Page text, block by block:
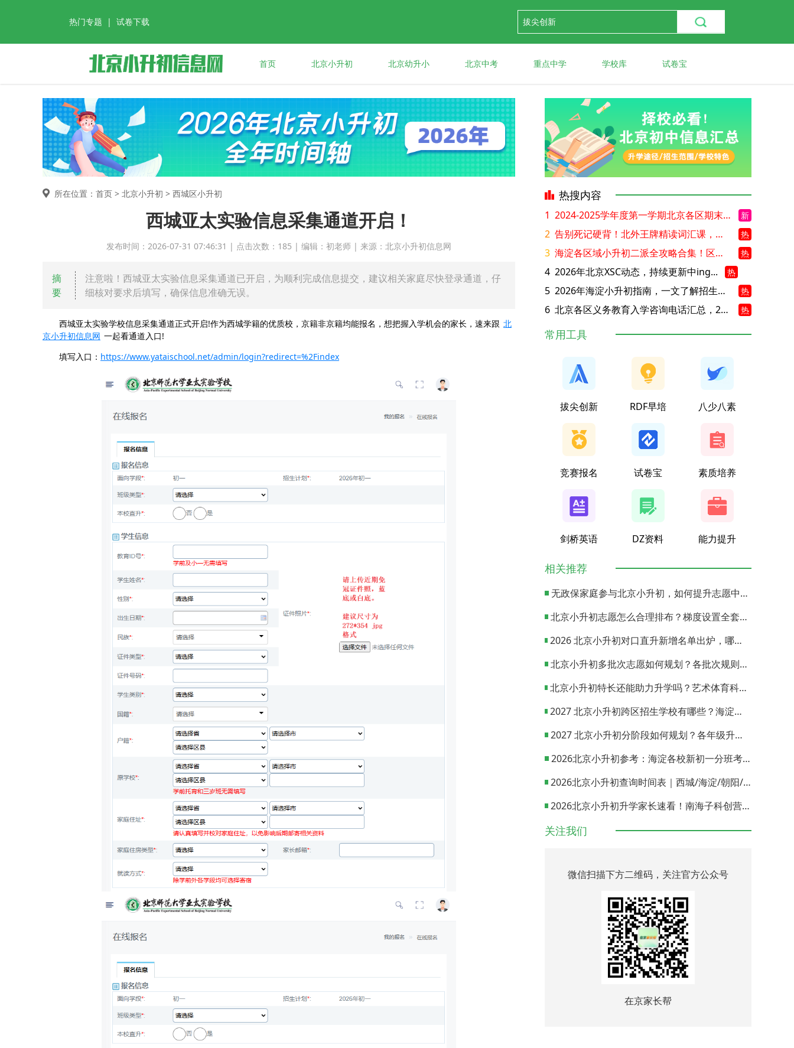
热门专题 | 试卷下载
首页 北京小升初 北京幼升小 北京中考 重点中学 学校库 试卷宝
所在位置：首页 > 北京小升初 > 西城区小升初
西城亚太实验信息采集通道开启！
发布时间：2026-07-31 07:46:31 | 点击次数：185 | 编辑：初老师 | 来源：北京小升初信息网
摘
要
注意啦！西城亚太实验信息采集通道已开启，为顺利完成信息提交，建议相关家庭尽快登录通道，仔
细核对要求后填写，确保信息准确无误。
西城亚太实验学校信息采集通道正式开启!作为西城学籍的优质校，京籍非京籍均能报名，想把握入学机会的家长，速来跟 北
京小升初信息网 一起看通道入口!
填写入口： https://www.yataischool.net/admin/login?redirect=%2Findex
热搜内容
1 2024-2025学年度第一学期北京各区期末考试真题试卷汇总 新
2 告别死记硬背！北外王牌精读词汇课，帮孩子突破英语词汇难关 热
3 海淀各区域小升初二派全攻略合集！区域一至五志愿填报、升学策略详解 热
4 2026年北京XSC动态，持续更新中ing... 热
5 2026年海淀小升初指南，一文了解招生政策要点 热
6 北京各区义务教育入学咨询电话汇总，25年小升初家长提前收藏 热
常用工具
拔尖创新 RDF早培 八少八素
竞赛报名 试卷宝 素质培养
剑桥英语 DZ资料 能力提升
相关推荐
无政保家庭参与北京小升初，如何提升志愿中签概率？
北京小升初志愿怎么合理排布？梯度设置全套策略与填报避坑指南
2026 北京小升初对口直升新增名单出炉，哪些小学可以直升优质初中？
北京小升初多批次志愿如何规划？各批次规则与填报实操指南
北京小升初特长还能助力升学吗？艺术体育科技特长机会与误区全面解析
2027 北京小升初跨区招生学校有哪些？海淀西城东城全市招生校完整汇总
2027 北京小升初分阶段如何规划？各年级升学节点与升学通道全梳理
2026北京小升初参考：海淀各校新初一分班考试日期汇总
2026北京小升初查询时间表｜西城/海淀/朝阳/东城/丰台一键对照
2026北京小升初升学家长速看！南海子科创营报名通道正式开启
关注我们
微信扫描下方二维码，关注官方公众号
在京家长帮